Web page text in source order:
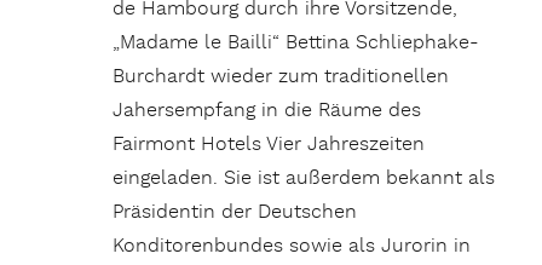
de Hambourg durch ihre Vorsitzende,
„Madame le Bailli“ Bettina Schliephake-
Burchardt wieder zum traditionellen
Jahersempfang in die Räume des
Fairmont Hotels Vier Jahreszeiten
eingeladen. Sie ist außerdem bekannt als
Präsidentin der Deutschen
Konditorenbundes sowie als Jurorin in